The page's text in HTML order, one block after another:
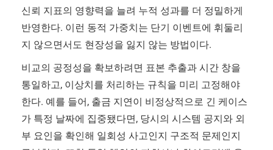
신뢰 지표의 영향력을 늘려 누적 성과를 더 정밀하게
반영한다. 이런 동적 가중치는 단기 이벤트에 휘둘리
지 않으면서도 현장성을 잃지 않는 방법이다.
비교의 공정성을 확보하려면 표본 추출과 시간 창을
통일하고, 이상치를 처리하는 규칙을 미리 고정해야
한다. 예를 들어, 출금 지연이 비정상적으로 긴 케이스
가 특정 날짜에 집중됐다면, 당시의 시스템 공지와 외
부 요인을 확인해 일회성 사고인지 구조적 문제인지